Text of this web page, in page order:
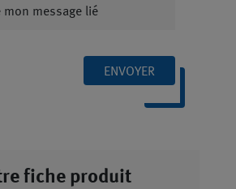
mon message lié
ENVOYER
fiche produit